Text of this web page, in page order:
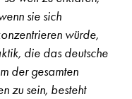
sie sich
würde,
die das deutsche
der gesamten
zu sein, besteht